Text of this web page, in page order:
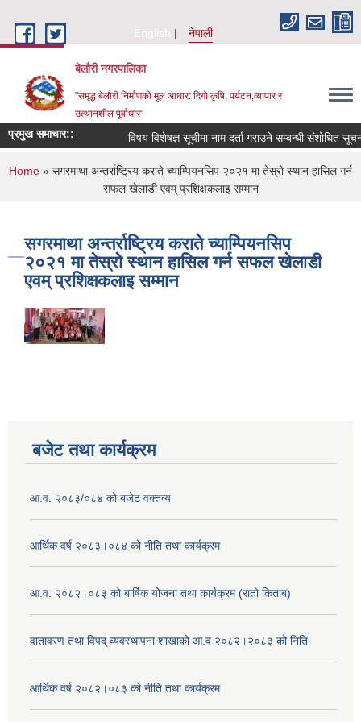
English
नेपाली
बेलौरी नगरपालिका
"समृद्ध बेलौरी निर्माणको मूल आधार: दिगो कृषि, पर्यटन,व्यापार र
उत्थानशील पूर्वाधार"
प्रमुख समाचार:: विषय विशेषज्ञ सूचीमा नाम दर्ता गराउने सम्बन्धी संशोधित सूचना ।
You are here
Home » सगरमाथा अन्तर्राष्ट्रिय कराते च्याम्पियनसिप २०२१ मा तेस्रो स्थान हासिल गर्न
सफल खेलाडी एवम् प्रशिक्षकलाइ सम्मान
सगरमाथा अन्तर्राष्ट्रिय कराते च्याम्पियनसिप
२०२१ मा तेस्रो स्थान हासिल गर्न सफल खेलाडी
एवम् प्रशिक्षकलाइ सम्मान
बजेट तथा कार्यक्रम
आ.व. २०८३/०८४ को बजेट वक्तव्य
आर्थिक वर्ष २०८३।०८४ को नीति तथा कार्यक्रम
आ.व. २०८२।०८३ को बार्षिक योजना तथा कार्यक्रम (रातो किताब)
वातावरण तथा विपद् व्यवस्थापना शाखाको आ.व २०८२।२०८३ को निति
आर्थिक वर्ष २०८२।०८३ को नीति तथा कार्यक्रम